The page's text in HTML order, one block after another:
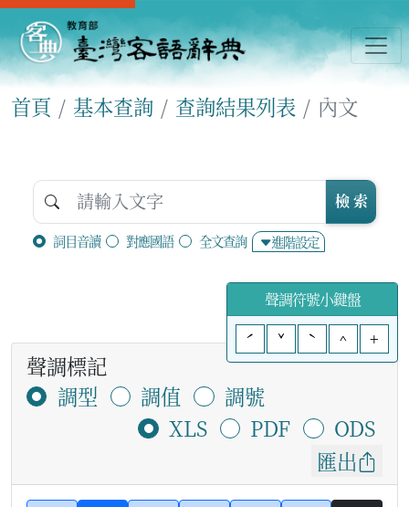
首頁 基本查詢 查詢結果列表 內文
詞目音讀 對應國語 全文查詢 進階設定
檢 索
聲調符號小鍵盤
ˊ
ˇ ˋ ^ +
聲調標記
調型
調值
調號
XLS
PDF
ODS
匯出